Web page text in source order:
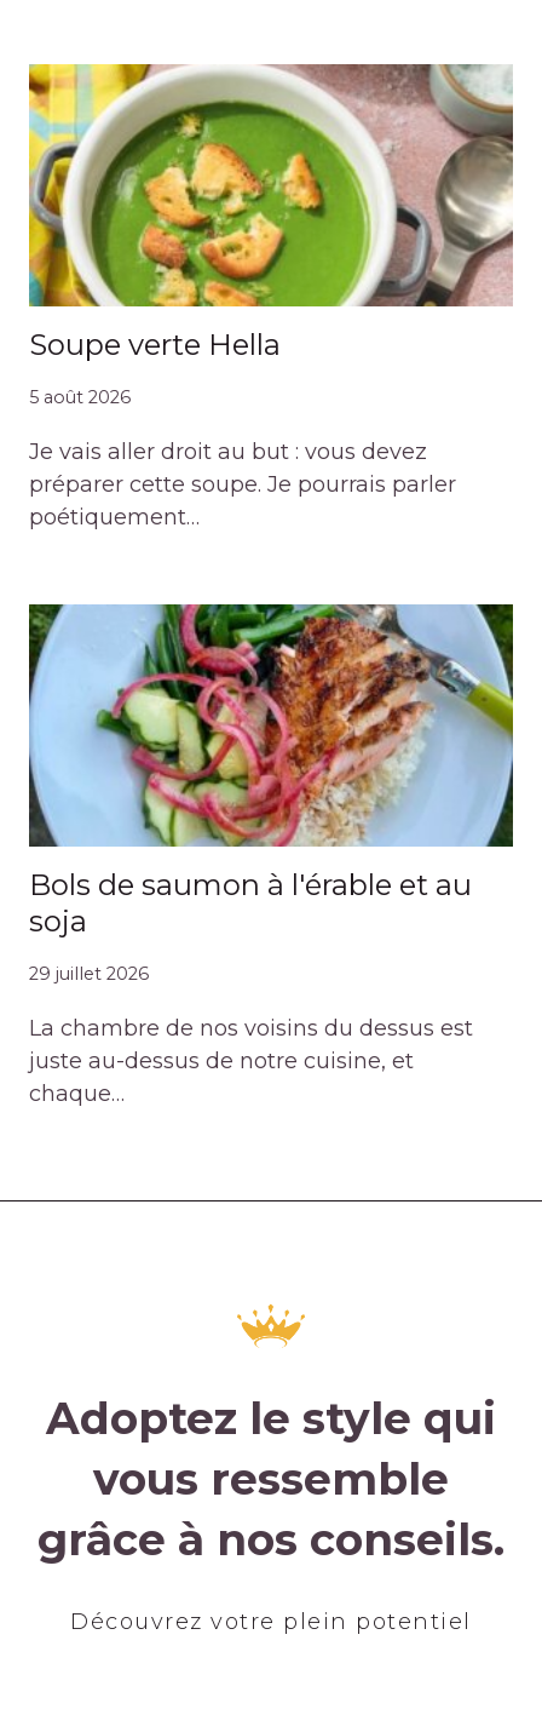
Soupe verte Hella
5 août 2026
Je vais aller droit au but : vous devez
préparer cette soupe. Je pourrais parler
poétiquement…
Bols de saumon à l'érable et au
soja
29 juillet 2026
La chambre de nos voisins du dessus est
juste au-dessus de notre cuisine, et
chaque…
Adoptez le style qui
vous ressemble
grâce à nos conseils.
Découvrez votre plein potentiel